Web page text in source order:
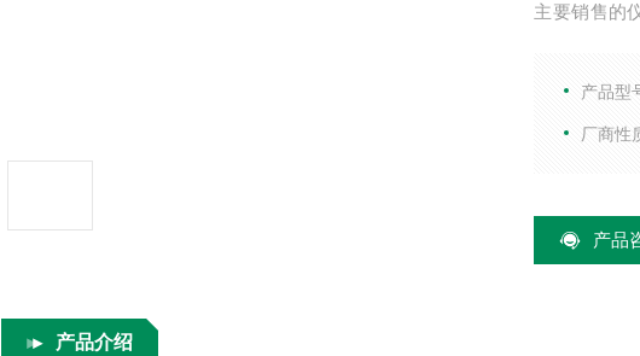
主要销售的
波配件等。
产品型
厂商性
产品
产品介绍